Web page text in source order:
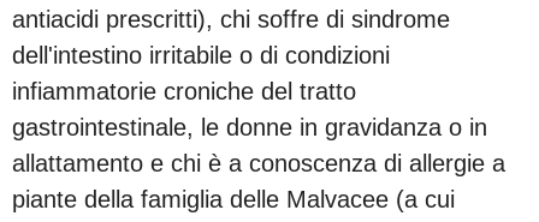
antiacidi prescritti), chi soffre di sindrome
dell'intestino irritabile o di condizioni
infiammatorie croniche del tratto
gastrointestinale, le donne in gravidanza o in
allattamento e chi è a conoscenza di allergie a
piante della famiglia delle Malvacee (a cui